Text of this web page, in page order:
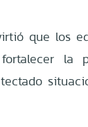
que los
la